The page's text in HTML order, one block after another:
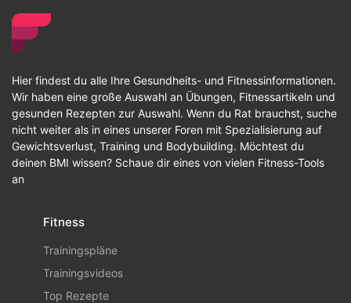
Hier findest du alle Ihre Gesundheits- und Fitnessinformationen.
Wir haben eine große Auswahl an Übungen, Fitnessartikeln und
gesunden Rezepten zur Auswahl. Wenn du Rat brauchst, suche
nicht weiter als in eines unserer Foren mit Spezialisierung auf
Gewichtsverlust, Training und Bodybuilding. Möchtest du
deinen BMI wissen? Schaue dir eines von vielen Fitness-Tools
an
Fitness
Trainingspläne
Trainingsvideos
Top Rezepte